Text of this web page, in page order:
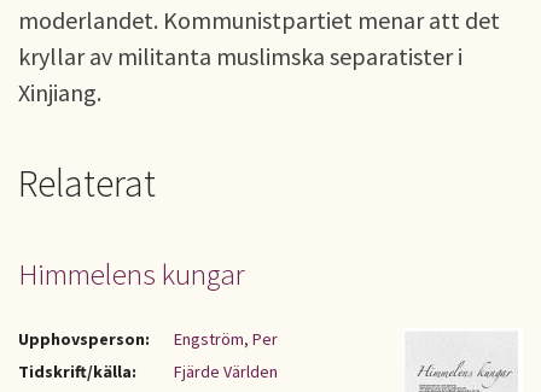
moderlandet. Kommunistpartiet menar att det
kryllar av militanta muslimska separatister i
Xinjiang.
Relaterat
Himmelens kungar
Upphovsperson:
Engström, Per
Tidskrift/källa:
Fjärde Världen